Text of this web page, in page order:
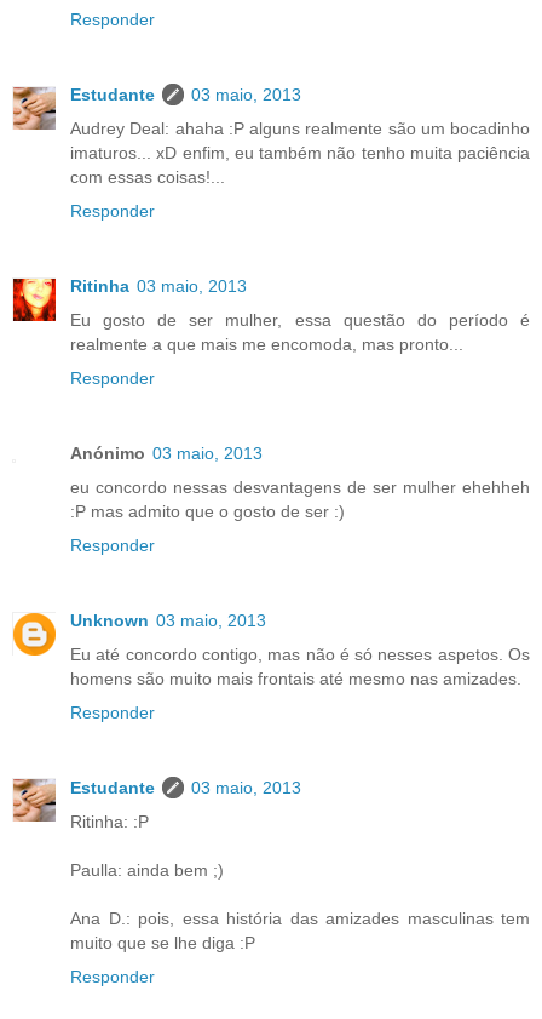
Responder
Estudante
03 maio, 2013
Audrey Deal: ahaha :P alguns realmente são um bocadinho
imaturos... xD enfim, eu também não tenho muita paciência
com essas coisas!...
Responder
Ritinha 03 maio, 2013
Eu gosto de ser mulher, essa questão do período é
realmente a que mais me encomoda, mas pronto...
Responder
Anónimo 03 maio, 2013
eu concordo nessas desvantagens de ser mulher ehehheh
:P mas admito que o gosto de ser :)
Responder
Unknown 03 maio, 2013
Eu até concordo contigo, mas não é só nesses aspetos. Os
homens são muito mais frontais até mesmo nas amizades.
Responder
Estudante
03 maio, 2013
Ritinha: :P
Paulla: ainda bem ;)
Ana D.: pois, essa história das amizades masculinas tem
muito que se lhe diga :P
Responder